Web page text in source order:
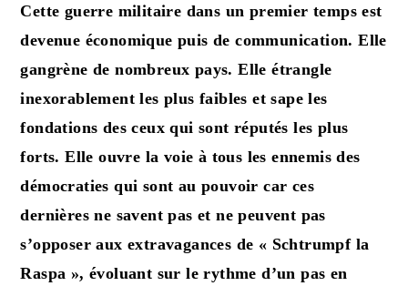
Cette guerre militaire dans un premier temps est
devenue économique puis de communication. Elle
gangrène de nombreux pays. Elle étrangle
inexorablement les plus faibles et sape les
fondations des ceux qui sont réputés les plus
forts. Elle ouvre la voie à tous les ennemis des
démocraties qui sont au pouvoir car ces
dernières ne savent pas et ne peuvent pas
s’opposer aux extravagances de « Schtrumpf la
Raspa », évoluant sur le rythme d’un pas en